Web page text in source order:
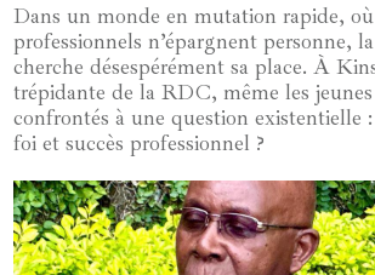
Dans un monde en mutation rapide,
professionnels n’épargnent personne,
cherche désespérément sa place. À
trépidante de la RDC, même les
confrontés à une question existentielle
foi et succès professionnel ?